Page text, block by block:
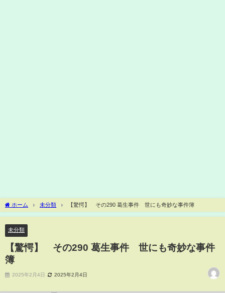
ホーム 未分類 【驚愕】 その290 葛生事件 世にも奇妙な事件簿
未分類
【驚愕】 その290 葛生事件 世にも奇妙な事件
簿
2025年2月4日 2025年2月4日